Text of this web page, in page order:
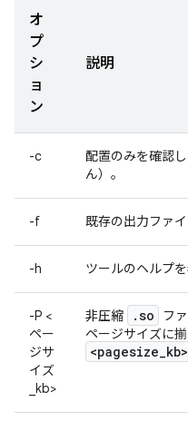
オ
プ
シ
ョ
ン
説明
-c
配置のみを確認
ん）。
-f 既存の出力ファイ
-h ツールのヘルプを
-P <
ペー
ジサ
イズ
_kb>
非圧縮 .so
フ
ページサイズに
<pagesize_kb>